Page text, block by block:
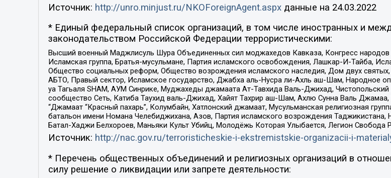
Источник: http://unro.minjust.ru/NKOForeignAgent.aspxданные на 24.03.2022
* Единый федеральный список организаций, в том числе иностранных и
законодательством Российской Федерации террористическими:
Высший военный Маджлисуль Шура Объединенных сил моджахедов Кавказа, Конгресс народов
Исламская группа, Братья-мусульмане, Партия исламского освобождения, Лашкар-И-Тайба,
Общество социальных реформ, Общество возрождения исламского наследия, Дом двух
АБТО, Правый сектор, Исламское государство, Джабха аль-Нусра ли-Ахль аш-Шам, Народное
уа Тагьаля SHAM, АУМ Синрике, Муджахеды джамаата Ат-Тавхида Валь-Джихад,
сообщество Сеть, Катиба Таухид валь-Джихад, Хайят Тахрир аш-Шам, Ахлю Сунна Валь Джамаа,
“Джамаат “Красный пахарь”, Колумбайн, Хатлонский джамаат, Мусульманская религиозная
батальон имени Номана Челебиджихана, Азов, Партия исламского возрождения
Батал-Хаджи Белхороев, Маньяки Культ Убийц, Молодёжь Которая Улыбается, Легион Свобода
Источник: http://nac.gov.ru/terroristicheskie-i-ekstremistskie-organizacii-i-
* Перечень общественных объединений и религиозных организаций в
силу решение о ликвидации или запрете деятельности: